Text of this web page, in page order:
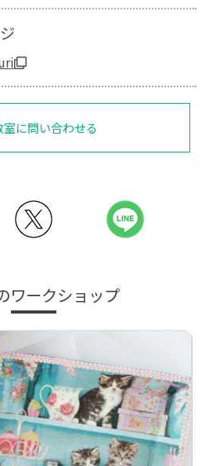
室に問い合わせる
ワークショップ